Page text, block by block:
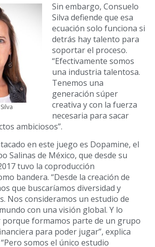
Sin embargo, Consuelo
Silva defiende que esa
ecuación solo funciona si
detrás hay talento para
soportar el proceso.
“Efectivamente somos
una industria talentosa.
Tenemos una
generación súper
creativa y con la fuerza
necesaria para sacar
ambiciosos”.
en este juego es Dopamine, el
Salinas de México, que desde su
tuvo la coproducción
bandera. “Desde la creación de
que buscaríamos diversidad y
Nos consideramos un estudio de
con una visión global. Y lo
porque formamos parte de un grupo
para poder jugar”, explica
somos el único estudio